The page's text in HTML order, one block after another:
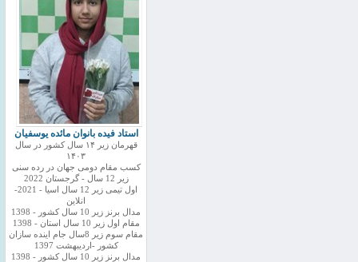
استاد فیده بانوان مائده یوسفیان
قهرمان زیر ۱۴ سال کشور در سال
۱۴۰۳
کسب مقام دومی جهان در رده سنی
زیر 12 سال - گرجستان 2022
اول تیمی زیر 12 سال اسیا - 2021-
انلاین
مدال برنز زیر 10 سال کشور - 1398
مقام اول زیر 10 سال استان - 1398
مقام سوم زیر 8سال جام اینده سازان
کشور -اردیبهشت 1397
مدال برنز زیر 10 سال کشور - 1398